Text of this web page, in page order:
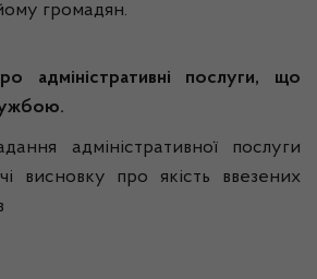
громадян.
адміністративні послуги, що
адміністративної послуги
висновку про якість ввезених